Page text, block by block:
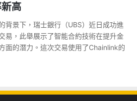
高
背景下，瑞士銀行（UBS）近日成功進
易，此舉展示了智能合約技術在提升金
面的潛力。這次交易使用了Chainlink的